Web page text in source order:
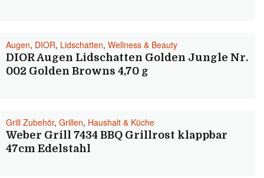
Augen, DIOR, Lidschatten, Wellness & Beauty
DIOR Augen Lidschatten Golden Jungle Nr.
002 Golden Browns 4,70 g
Grill Zubehör, Grillen, Haushalt & Küche
Weber Grill 7434 BBQ Grillrost klappbar
47cm Edelstahl